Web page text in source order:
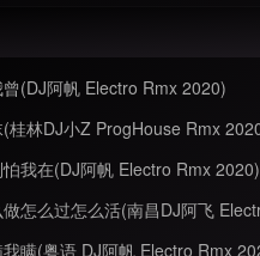
(DJ阿帆 Electro Rmx 2020)
桂林DJ小Z ProgHouse Rmx
我在(DJ阿帆 Electro Rmx 2020)
怎么过怎么活(南昌DJ阿飞
瞒(粤语 DJ阿帆 Electro Rmx